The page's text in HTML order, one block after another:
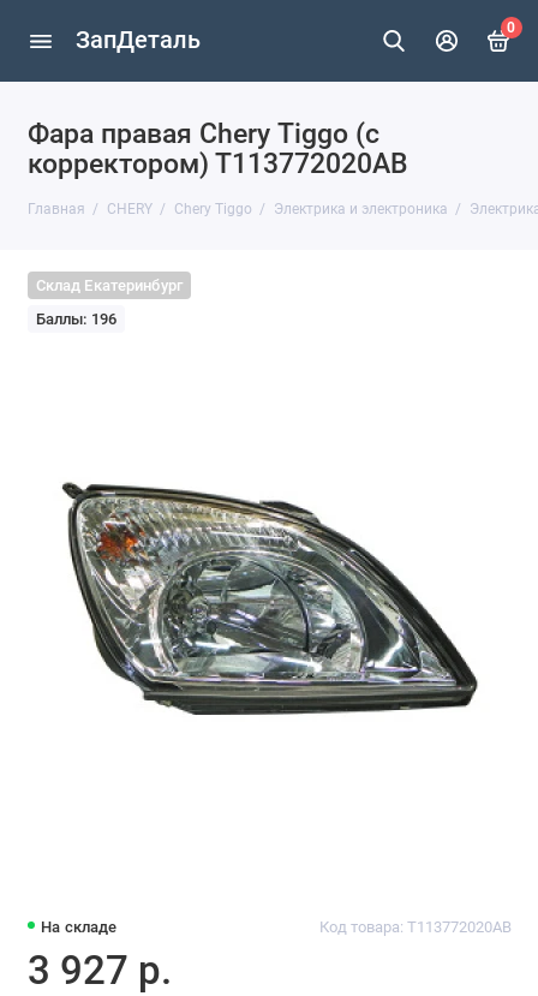
ЗапДеталь 0
Фара правая Chery Тiggo (с
корректором) T113772020AB
Главная CHERY Chery Tiggo Электрика и электроника
Склад Екатеринбург
Баллы: 196
На складе Код товара: T113772020AB
3 927 р.